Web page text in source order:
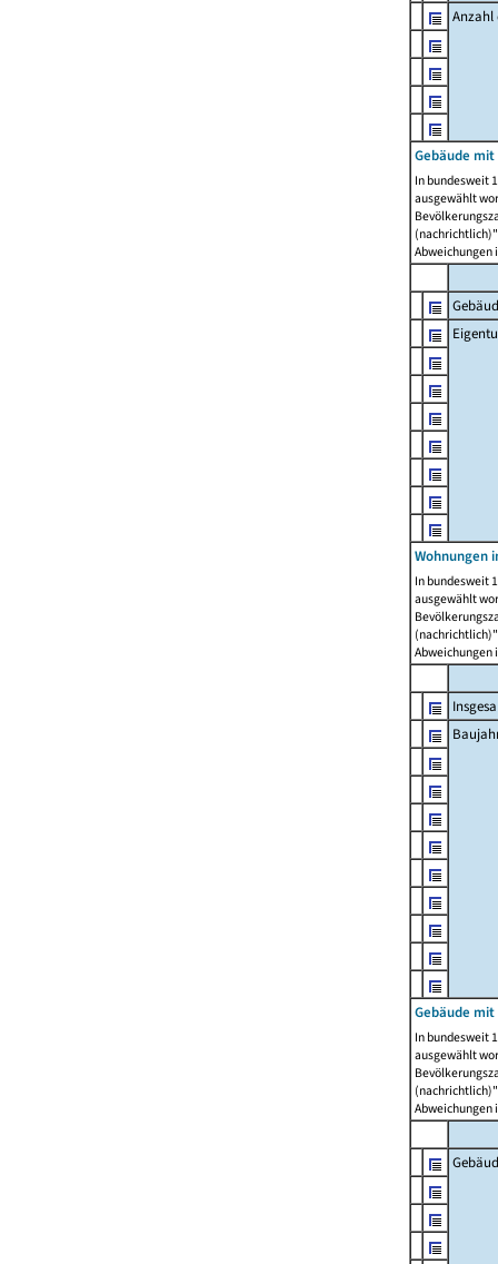
Anzahl
Gebäude
In bundesweit
ausgewählt
Abweichungen
Wohnungen
In bundesweit
ausgewählt
Abweichungen
Gebäude mit
In bundesweit
ausgewählt
Abweichungen